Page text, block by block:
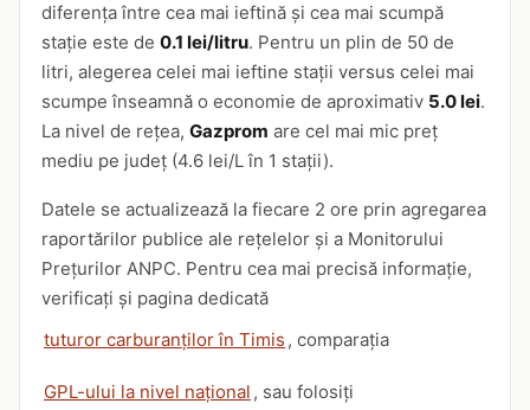
diferența între cea mai ieftină și cea mai scumpă
stație este de 0.1 lei/litru. Pentru un plin de 50 de
litri, alegerea celei mai ieftine stații versus celei mai
scumpe înseamnă o economie de aproximativ 5.0 lei.
La nivel de rețea, Gazprom are cel mai mic preț
mediu pe județ (4.6 lei/L în 1 stații).
Datele se actualizează la fiecare 2 ore prin agregarea
raportărilor publice ale rețelelor și a Monitorului
Prețurilor ANPC. Pentru cea mai precisă informație,
verificați și pagina dedicată
tuturor carburanților în Timis , comparația
GPL-ului la nivel național , sau folosiți